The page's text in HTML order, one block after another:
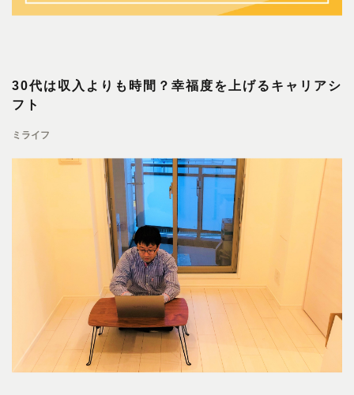
30代は収入よりも時間？幸福度を上げるキャリアシ
フト
ミライフ